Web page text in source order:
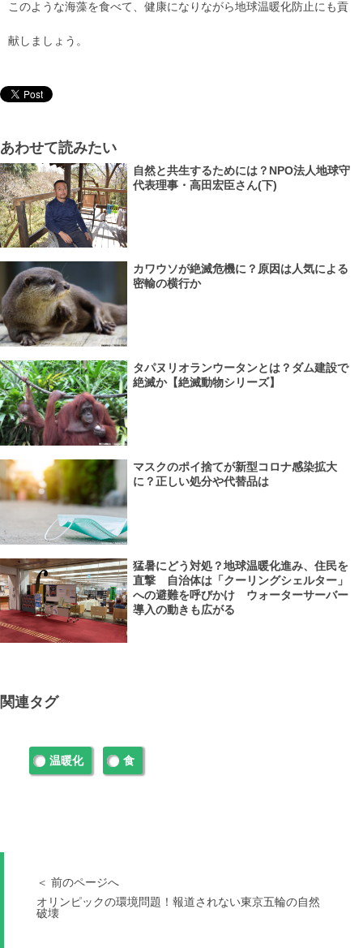
このような海藻を食べて、健康になりながら地球温暖化防止にも貢
献しましょう。
あわせて読みたい
自然と共生するためには？NPO法人地球守
代表理事・高田宏臣さん(下)
カワウソが絶滅危機に？原因は人気による
密輸の横行か
タパヌリオランウータンとは？ダム建設で
絶滅か【絶滅動物シリーズ】
マスクのポイ捨てが新型コロナ感染拡大
に？正しい処分や代替品は
猛暑にどう対処？地球温暖化進み、住民を
直撃 自治体は「クーリングシェルター」
への避難を呼びかけ ウォーターサーバー
導入の動きも広がる
関連タグ
温暖化 食
＜ 前のページへ
オリンピックの環境問題！報道されない東京五輪の自然
破壊